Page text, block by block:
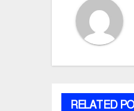
RELATED